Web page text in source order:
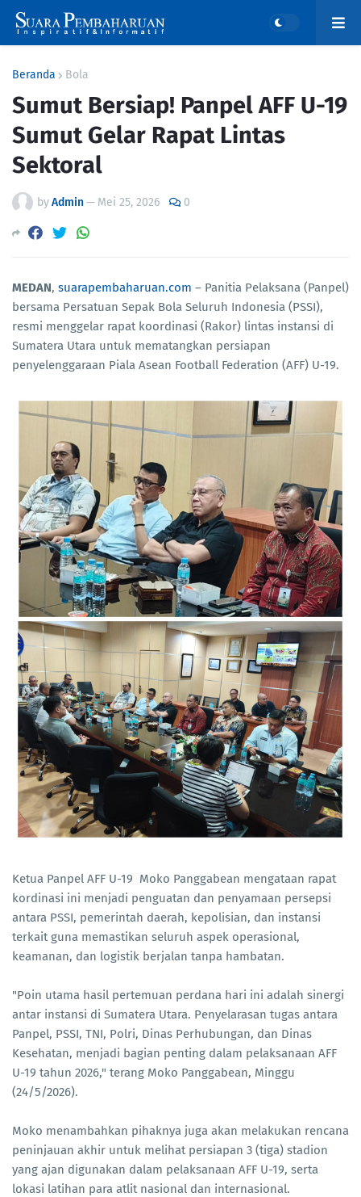
Beranda Bola
Sumut Bersiap! Panpel AFF U-19
Sumut Gelar Rapat Lintas
Sektoral
byAdmin— Mei 25, 2026 0
MEDAN, suarapembaharuan.com – Panitia Pelaksana (Panpel)
bersama Persatuan Sepak Bola Seluruh Indonesia (PSSI),
resmi menggelar rapat koordinasi (Rakor) lintas instansi di
Sumatera Utara untuk mematangkan persiapan
penyelenggaraan Piala Asean Football Federation (AFF) U-19.
Ketua Panpel AFF U-19 Moko Panggabean mengataan rapat
kordinasi ini menjadi penguatan dan penyamaan persepsi
antara PSSI, pemerintah daerah, kepolisian, dan instansi
terkait guna memastikan seluruh aspek operasional,
keamanan, dan logistik berjalan tanpa hambatan.
"Poin utama hasil pertemuan perdana hari ini adalah sinergi
antar instansi di Sumatera Utara. Penyelarasan tugas antara
Panpel, PSSI, TNI, Polri, Dinas Perhubungan, dan Dinas
Kesehatan, menjadi bagian penting dalam pelaksanaan AFF
U-19 tahun 2026," terang Moko Panggabean, Minggu
(24/5/2026).
Moko menambahkan pihaknya juga akan melakukan rencana
peninjauan akhir untuk melihat persiapan 3 (tiga) stadion
yang ajan digunakan dalam pelaksanaan AFF U-19, serta
lokasi latihan para atlit nasional dan internasional.